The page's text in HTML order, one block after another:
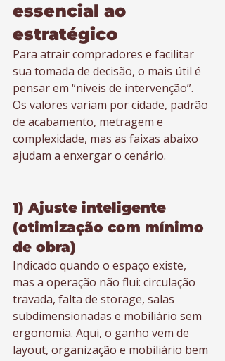
essencial ao
estratégico
Para atrair compradores e facilitar
sua tomada de decisão, o mais útil é
pensar em “níveis de intervenção”.
Os valores variam por cidade, padrão
de acabamento, metragem e
complexidade, mas as faixas abaixo
ajudam a enxergar o cenário.
1) Ajuste inteligente
(otimização com mínimo
de obra)
Indicado quando o espaço existe,
mas a operação não flui: circulação
travada, falta de storage, salas
subdimensionadas e mobiliário sem
ergonomia. Aqui, o ganho vem de
layout, organização e mobiliário bem